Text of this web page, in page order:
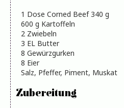
1 Dose Corned Beef 340 g
600 g Kartoffeln
2 Zwiebeln
3 EL Butter
8 Gewürzgurken
8 Eier
Salz, Pfeffer, Piment, Muskat
Zubereitung